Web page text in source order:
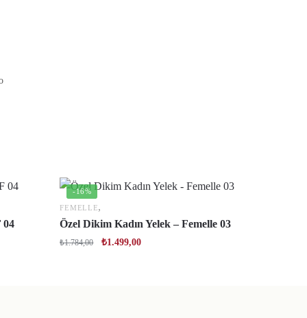
04
-16%
FEMELLE,
Özel Dikim Kadın Yelek – Femelle 03
₺1.784,00 ₺1.499,00